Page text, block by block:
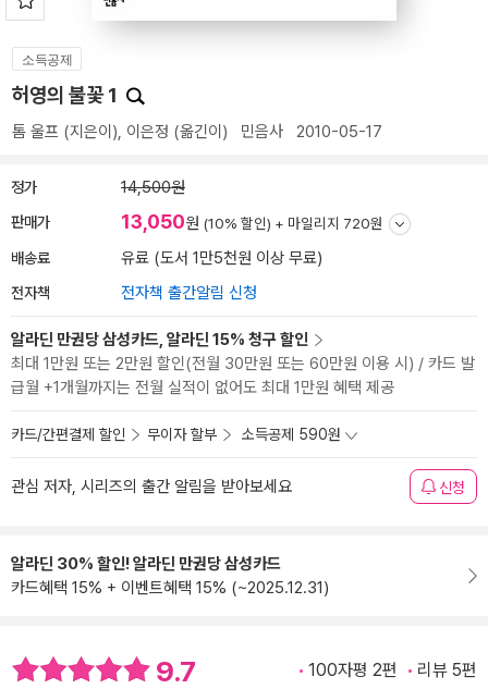
소득공제
허영의 불꽃 1
톰 울프 (지은이), 이은정 (옮긴이) 민음사 2010-05-17
정가 14,500원
판매가 13,050원 (10% 할인) + 마일리지 720원
배송료 유료 (도서 1만5천원 이상 무료)
전자책 전자책 출간알림 신청
알라딘 만권당 삼성카드, 알라딘 15% 청구 할인
최대 1만원 또는 2만원 할인(전월 30만원 또는 60만원 이용 시) / 카드 발
급월 +1개월까지는 전월 실적이 없어도 최대 1만원 혜택 제공
카드/간편결제 할인 무이자 할부 소득공제 590원
관심 저자, 시리즈의 출간 알림을 받아보세요 신청
알라딘 30% 할인! 알라딘 만권당 삼성카드
카드혜택 15% + 이벤트혜택 15% (~2025.12.31)
9.7 100자평 2편 리뷰 5편